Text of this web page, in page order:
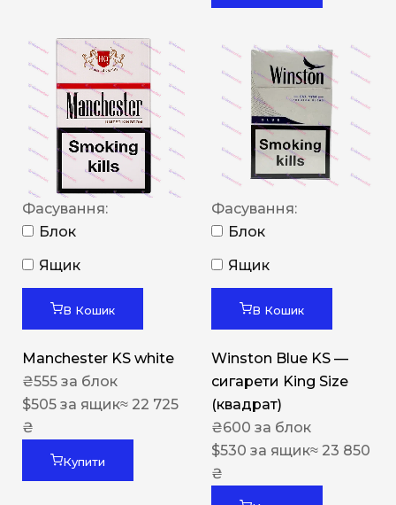
Фасування:
Блок
Ящик
В Кошик
Manchester KS white
₴555 за блок
$505 за ящик≈ 22 725
₴
Купити
Фасування:
Блок
Ящик
В Кошик
Winston Blue KS —
сигарети King Size
(квадрат)
₴600 за блок
$530 за ящик≈ 23 850
₴